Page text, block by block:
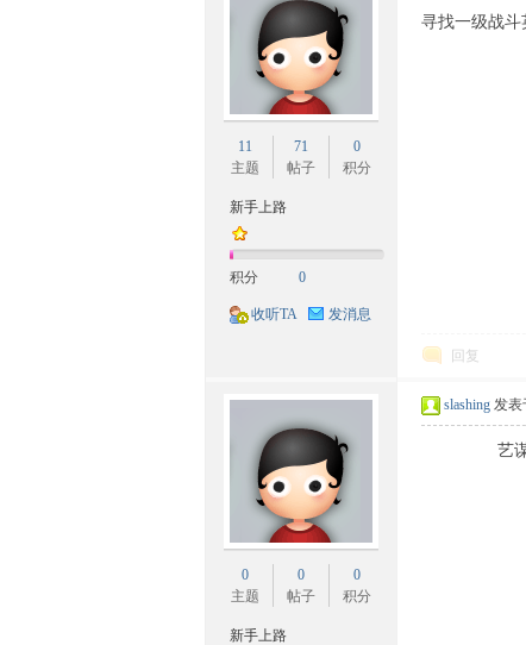
11
主题
71
帖子
0
积分
新手上路
积分 0
收听TA 发消息
寻找一级战斗
回复
0
主题
0
帖子
0
积分
新手上路
slashing 发表
艺谋的这